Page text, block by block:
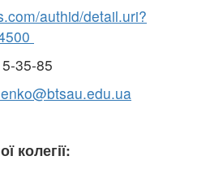
.com/authid/detail.uri?
35-85
колегії: